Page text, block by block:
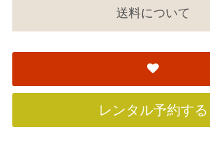
送料について
レンタル予約する